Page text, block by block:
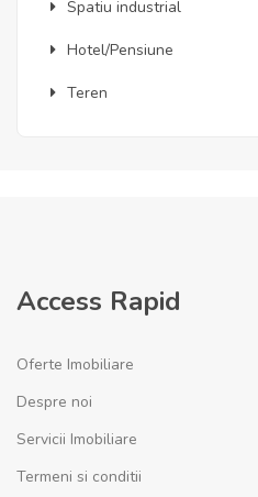
Spatiu industrial
Hotel/Pensiune
Teren
Access Rapid
Oferte Imobiliare
Despre noi
Servicii Imobiliare
Termeni si conditii